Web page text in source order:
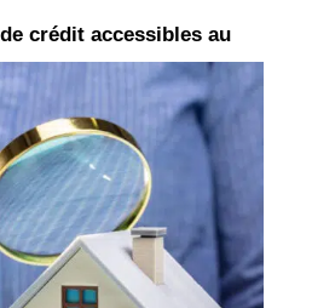
crédit accessibles au